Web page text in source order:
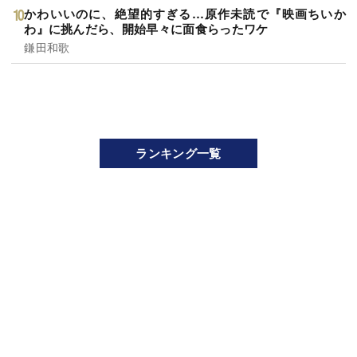
かわいいのに、絶望的すぎる…原作未読で『映画ちいか
わ』に挑んだら、開始早々に面食らったワケ
鎌田和歌
ランキング一覧